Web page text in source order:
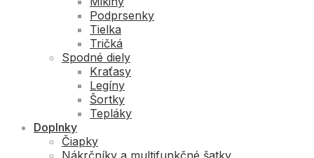
Podprsenky
Tielka
Tričká
Spodné diely
Kraťasy
Legíny
Šortky
Tepláky
Doplnky
Čiapky
Nákrčníky a multifunkčné šatky